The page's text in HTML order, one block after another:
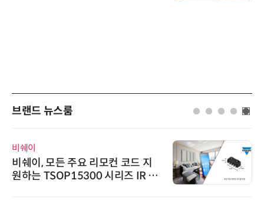
브랜드 뉴스룸
비쉐이
비쉐이, 모든 주요 리모컨 코드 지
원하는 TSOP15300 시리즈 IR 수